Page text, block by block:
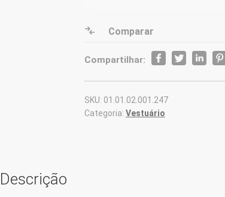
Comparar
Compartilhar:
SKU: 01.01.02.001.247
Categoria: Vestuário
Descrição